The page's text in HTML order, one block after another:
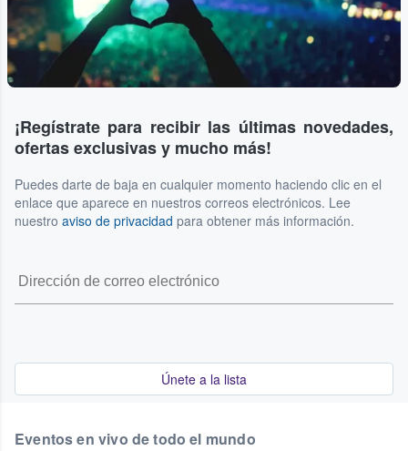
¡Regístrate para recibir las últimas novedades,
ofertas exclusivas y mucho más!
Puedes darte de baja en cualquier momento haciendo clic en el
enlace que aparece en nuestros correos electrónicos. Lee
nuestro aviso de privacidad para obtener más información.
Únete a la lista
Eventos en vivo de todo el mundo